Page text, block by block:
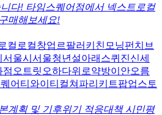
다! 타임스퀘어점에서 넥스트로컬
매해보세요!
컬 로컬창업 르팔러키친 모닝펀치 브
서울시 서울청년 설아래 스퀴진신세
점 오트릿 오하다위로약방이안오름
어 티와이티컬쳐 파리키트팝업스토
계획 및 기후위기 적응대책 시민평